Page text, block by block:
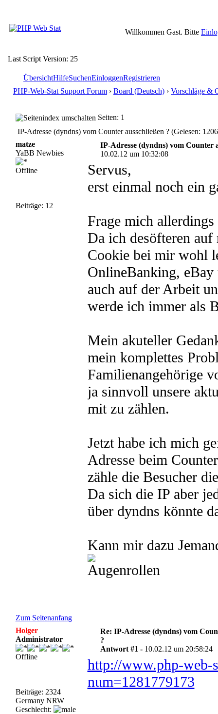
Willkommen Gast. Bitte
Last Script Version: 25
ÜbersichtHilfeSuchenEinloggenRegistrieren
PHP-Web-Stat Support Forum › Board (Deutsch) › Vorschläge &
Seiten: 1
IP-Adresse (dyndns) vom Counter ausschließen ? (Gelesen:
matze
YaBB Newbies
Offline
Beiträge: 12
IP-Adresse (dyndns) vom Counter
10.02.12 um 10:32:08
Servus,
erst einmal noch ein
Frage mich
Da ich desöfteren auf
Cookie bei mir wohl
OnlineBanking,
auch auf der Arbeit
werde ich immer als
Mein akuteller
mein komplettes
Familienangehörige
ja sinnvoll unsere
mit zu zählen.
Jetzt habe ich mich
Adresse beim
zähle die Besucher
Da sich die IP aber
über dyndns könnte
Kann mir dazu
Zum Seitenanfang
Holger
Administrator
Offline
Beiträge: 2324
Germany NRW
Geschlecht:
Re: IP-Adresse (dyndns) vom
?
Antwort #1 - 10.02.12 um 20:58:24
http://www.php-web-
num=1281779173